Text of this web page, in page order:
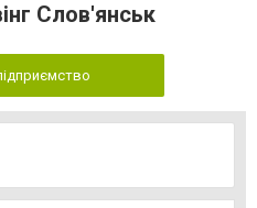
Слов'янськ